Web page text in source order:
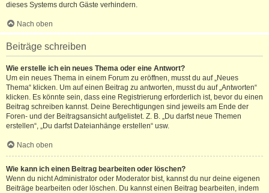
dieses Systems durch Gäste verhindern.
Nach oben
Beiträge schreiben
Wie erstelle ich ein neues Thema oder eine Antwort?
Um ein neues Thema in einem Forum zu eröffnen, musst du auf „Neues
Thema“ klicken. Um auf einen Beitrag zu antworten, musst du auf „Antworten“
klicken. Es könnte sein, dass eine Registrierung erforderlich ist, bevor du einen
Beitrag schreiben kannst. Deine Berechtigungen sind jeweils am Ende der
Foren- und der Beitragsansicht aufgelistet. Z. B. „Du darfst neue Themen
erstellen“, „Du darfst Dateianhänge erstellen“ usw.
Nach oben
Wie kann ich einen Beitrag bearbeiten oder löschen?
Wenn du nicht Administrator oder Moderator bist, kannst du nur deine eigenen
Beiträge bearbeiten oder löschen. Du kannst einen Beitrag bearbeiten, indem